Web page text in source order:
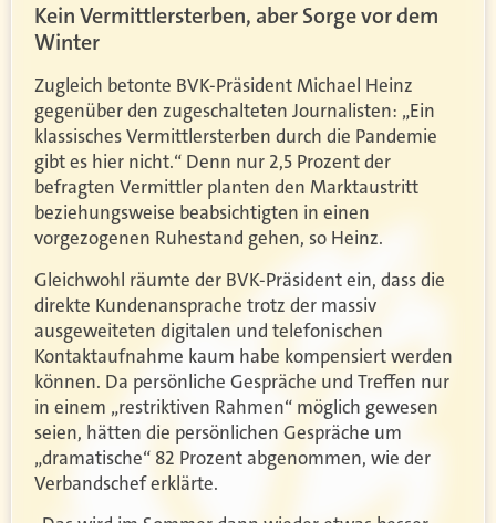
Kein Vermittlersterben, aber Sorge vor dem
Winter
Zugleich betonte BVK-Präsident Michael Heinz
gegenüber den zugeschalteten Journalisten: „Ein
klassisches Vermittlersterben durch die Pandemie
gibt es hier nicht.“ Denn nur 2,5 Prozent der
befragten Vermittler planten den Marktaustritt
beziehungsweise beabsichtigten in einen
vorgezogenen Ruhestand gehen, so Heinz.
Gleichwohl räumte der BVK-Präsident ein, dass die
direkte Kundenansprache trotz der massiv
ausgeweiteten digitalen und telefonischen
Kontaktaufnahme kaum habe kompensiert werden
können. Da persönliche Gespräche und Treffen nur
in einem „restriktiven Rahmen“ möglich gewesen
seien, hätten die persönlichen Gespräche um
„dramatische“ 82 Prozent abgenommen, wie der
Verbandschef erklärte.